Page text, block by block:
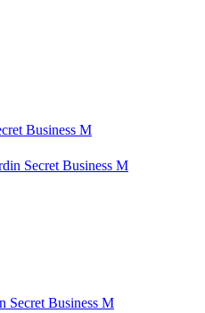
Business M
Secret Business M